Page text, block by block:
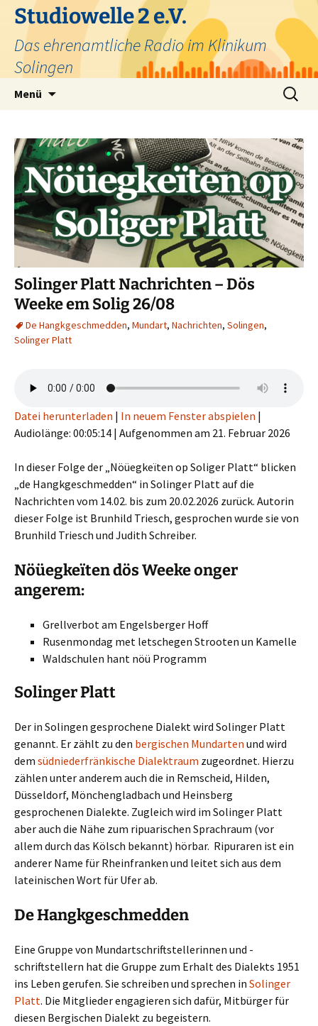
Zum
Inhalt
springen
Studiowelle 2 e.V.
Das ehrenamtliche Radio im Klinikum
Solingen
Menü
Suchen
nach:
Solinger Platt Nachrichten – Dös
Weeke em Solig 26/08
De Hangkgeschmedden, Mundart, Nachrichten, Solingen,
Solinger Platt
Datei herunterladen | In neuem Fenster abspielen |
Audiolänge: 00:05:14 | Aufgenommen am 21. Februar 2026
In dieser Folge der „Nöüegkeïten op Soliger Platt“ blicken
„de Hangkgeschmedden“ in Solinger Platt auf die
Nachrichten vom 14.02. bis zum 20.02.2026 zurück. Autorin
dieser Folge ist Brunhild Triesch, gesprochen wurde sie von
Brunhild Triesch und Judith Schreiber.
Nöüegkeïten dös Weeke onger
angerem:
Grellverbot am Engelsberger Hoff
Rusenmondag met letschegen Strooten un Kamelle
Waldschulen hant nöü Programm
Solinger Platt
Der in Solingen gesprochene Dialekt wird Solinger Platt
genannt. Er zählt zu den bergischen Mundarten und wird
dem südniederfränkische Dialektraum zugeordnet. Hierzu
zählen unter anderem auch die in Remscheid, Hilden,
Düsseldorf, Mönchengladbach und Heinsberg
gesprochenen Dialekte. Zugleich wird im Solinger Platt
aber auch die Nähe zum ripuarischen Sprachraum (vor
allem durch das Kölsch bekannt) hörbar. Ripuraren ist ein
anderer Name für Rheinfranken und leitet sich aus dem
lateinischen Wort für Ufer ab.
De Hangkgeschmedden
Eine Gruppe von Mundartschriftstellerinnen und -
schriftstellern hat die Gruppe zum Erhalt des Dialekts 1951
ins Leben gerufen. Sie schreiben und sprechen in Solinger
Platt. Die Mitglieder engagieren sich dafür, Mitbürger für
diesen Bergischen Dialekt zu begeistern.